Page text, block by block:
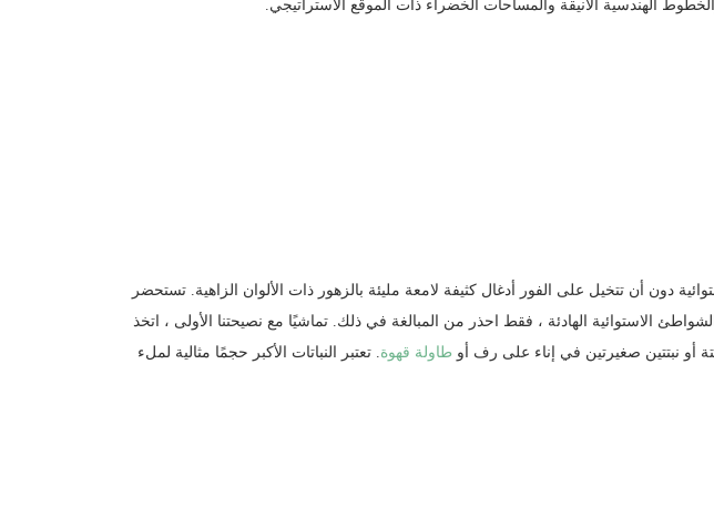
الهندسية الأنيقة والمساحات الخضراء ذات الموقع الاستراتيجي.
دون أن تتخيل على الفور أدغال كثيفة لامعة مليئة بالزهور ذات الألوان الزاهية. تستحضر
الشواطئ الاستوائية الهادئة ، فقط احذر من المبالغة في ذلك. تماشيًا مع نصيحتنا الأولى ، اتخذ
أو نبتتين صغيرتين في إناء على رف أو طاولة قهوة. تعتبر النباتات الأكبر حجمًا مثالية لملء